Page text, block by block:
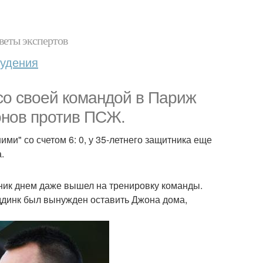
экспертов
своей командой в Париж
против ПСЖ.
со счетом 6: 0, у 35-летнего защитника еще
днем даже вышел на тренировку команды.
был вынужден оставить Джона дома,